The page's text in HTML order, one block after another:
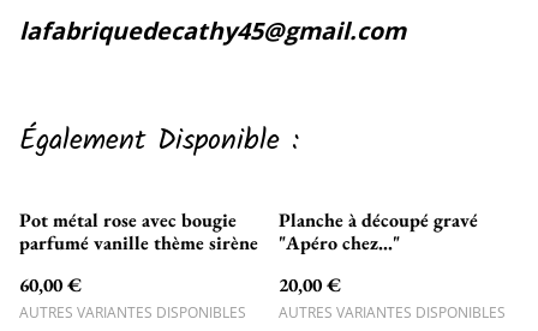
lafabriquedecathy45@gmail.com
Également Disponible :
Pot métal rose avec bougie
parfumé vanille thème sirène
60,00 €
AUTRES VARIANTES DISPONIBLES
Planche à découpé gravé
"Apéro chez..."
20,00 €
AUTRES VARIANTES DISPONIBLES